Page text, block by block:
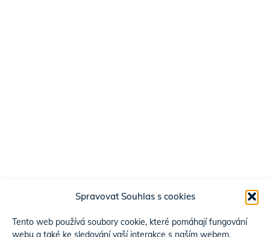
Spravovat Souhlas s cookies
Tento web používá soubory cookie, které pomáhají fungování
webu a také ke sledování vaší interakce s naším webem.